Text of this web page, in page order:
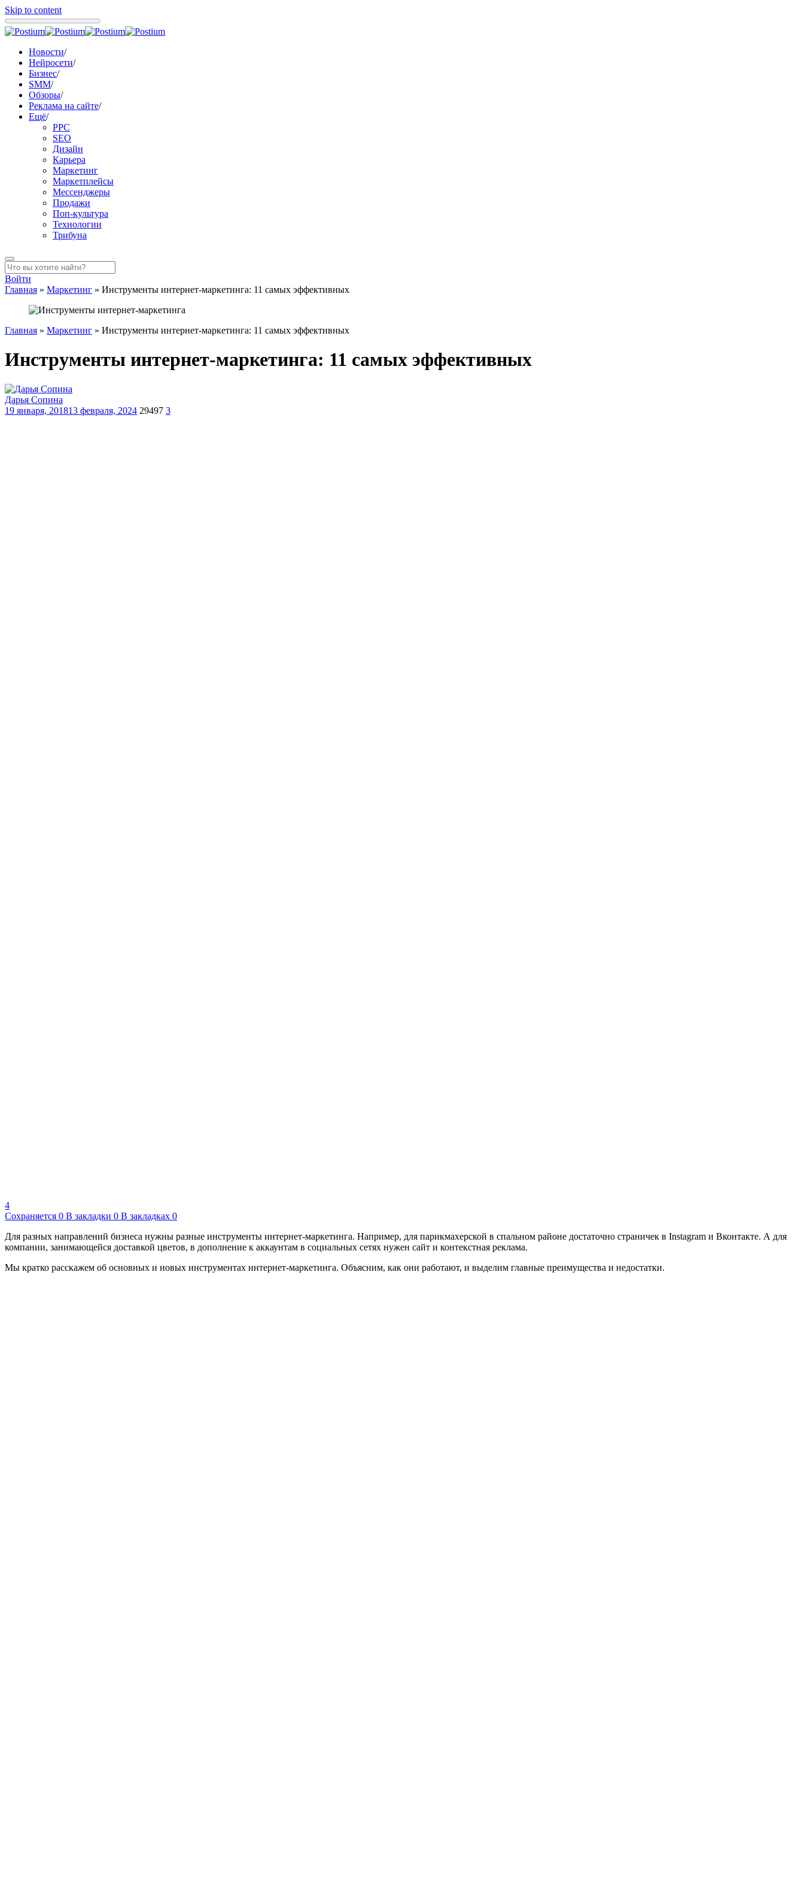
Skip to content
Новости/
Нейросети/
Бизнес/
SMM/
Обзоры/
Реклама на сайте/
Ещё/
PPC
SEO
Дизайн
Карьера
Маркетинг
Маркетплейсы
Мессенджеры
Продажи
Поп-культура
Технологии
Трибуна
Войти
Главная » Маркетинг » Инструменты интернет-маркетинга: 11 самых эффективных
Главная » Маркетинг » Инструменты интернет-маркетинга: 11 самых эффективных
Инструменты интернет-маркетинга: 11 самых эффективных
Дарья Сопина
19 января, 201813 февраля, 2024 29497 3
4
Сохраняется 0 В закладки 0 В закладках 0
Для разных направлений бизнеса нужны разные инструменты интернет-маркетинга. Например, для парикмахерской в спальном районе достаточно страничек в Instagram и Вконтакте. А для
компании, занимающейся доставкой цветов, в дополнение к аккаунтам в социальных сетях нужен сайт и контекстная реклама.
Мы кратко расскажем об основных и новых инструментах интернет-маркетинга. Объясним, как они работают, и выделим главные преимущества и недостатки.